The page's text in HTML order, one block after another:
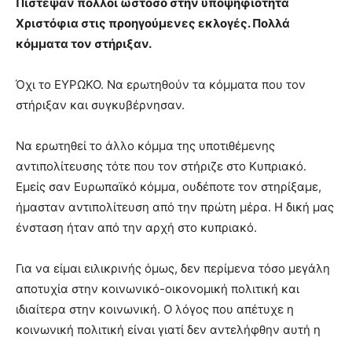
Χριστόφια στις προηγούμενες εκλογές. Πολλά
κόμματα τον στήριξαν.
Όχι το ΕΥΡΩΚΟ. Να ερωτηθούν τα κόμματα που τον
στήριξαν και συγκυβέρνησαν.
Να ερωτηθεί το άλλο κόμμα της υποτιθέμενης
αντιπολίτευσης τότε που τον στήριζε στο Κυπριακό.
Εμείς σαν Ευρωπαϊκό κόμμα, ουδέποτε τον στηρίξαμε,
ήμασταν αντιπολίτευση από την πρώτη μέρα. Η δική μας
ένσταση ήταν από την αρχή στο κυπριακό.
Για να είμαι ειλικρινής όμως, δεν περίμενα τόσο μεγάλη
αποτυχία στην κοινωνικό-οικονομική πολιτική και
ιδιαίτερα στην κοινωνική. Ο λόγος που απέτυχε η
κοινωνική πολιτική είναι γιατί δεν αντελήφθην αυτή η